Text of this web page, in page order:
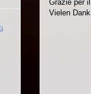
Grazie per
Vielen